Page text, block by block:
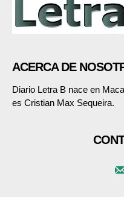
ACERCA DE
Diario Letra B nace en
es Cristian Max Sequeira.